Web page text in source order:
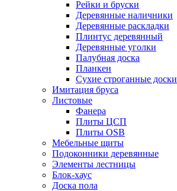
Рейки и бруски
Деревянные наличники
Деревянные раскладки
Плинтус деревянный
Деревянные уголки
Палубная доска
Планкен
Сухие строганные доски
Имитация бруса
Листовые
Фанера
Плиты ЦСП
Плиты OSB
Мебельные щиты
Подоконники деревянные
Элементы лестницы
Блок-хаус
Доска пола